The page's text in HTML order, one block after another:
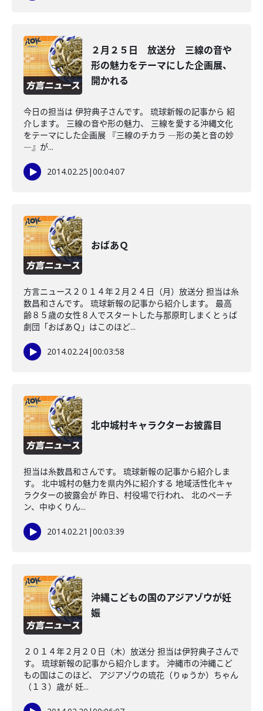
２月２５日 放送分 三線の音や
形の魅力をテーマにした企画展、
開かれる
今日の担当は 伊狩典子さんです。 琉球新報の記事から 紹
介します。 三線の音や形の魅力、 三線を愛する沖縄文化
をテーマにした企画展 『三線のチカラ ―形の美と音の妙
―』が...
2014.02.25 |00:04:07
おばあＱ
方言ニュース２０１４年２月２４日（月）放送分 担当は糸
数昌和さんです。 琉球新報の記事から紹介します。 最高
齢８５歳の女性８人でスタートした与那原町しまくとぅば
劇団「おばあＱ」はこのほど...
2014.02.24|00:03:58
北中城村キャラクターお披露目
担当は糸数昌和さんです。 琉球新報の記事から紹介しま
す。 北中城村の魅力を県内外に紹介する 地域活性化キャ
ラクターの披露会が 昨日、村役場で行われ、 北のペーチ
ン、中ゆくりん...
2014.02.21 |00:03:39
沖縄こどもの国のアジアゾウが妊
娠
２０１４年２月２０日（木）放送分 担当は伊狩典子さんで
す。 琉球新報の記事から紹介します。 沖縄市の沖縄こど
もの国はこのほど、 アジアゾウの琉花（りゅうか）ちゃん
（１３）歳が 妊...